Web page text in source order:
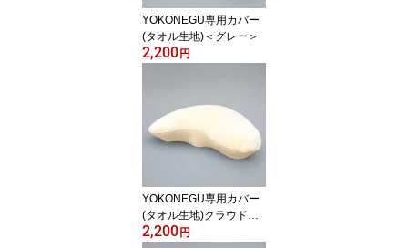
YOKONEGU専用カバー
(タオル生地)＜グレー＞
2,200 円
YOKONEGU専用カバー
(タオル生地)クラウドク
リーム
2,200 円